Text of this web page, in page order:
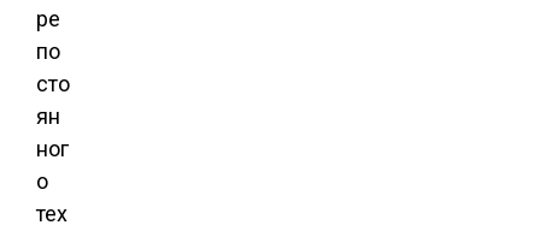
ре
по
сто
ян
ног
о
тех